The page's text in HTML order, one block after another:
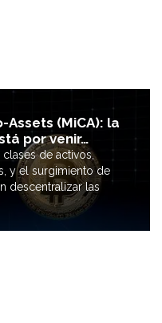
Assets (MiCA): la
por venir…
de activos,
y el surgimiento de
descentralizar las